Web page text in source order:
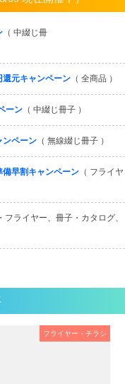
（ 中綴じ冊
還元キャンペーン （ 全商品 ）
ーン （ 中綴じ冊子 ）
ンペーン （ 無線綴じ冊子 ）
備早割キャンペーン （ フライヤ
フライヤー、冊子・カタログ、
フライヤー・チラシ